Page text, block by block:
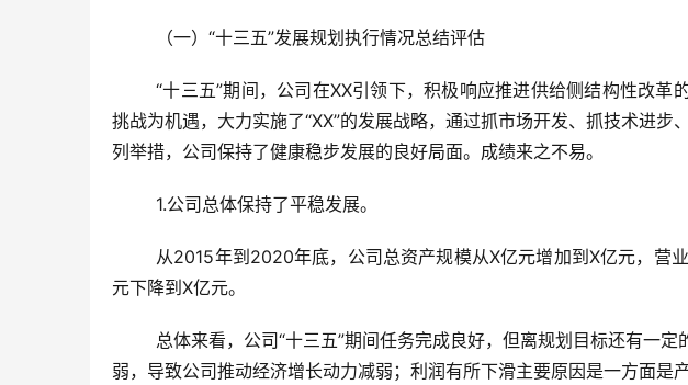
	（一）“十三五”发展规划执行情况总结评估
	“十三五”期间，公司在XX引领下，积极响应推进供给侧结构性改革的号召，面对错综复杂的行业形势，努力化
挑战为机遇，大力实施了“XX”的发展战略，通过抓市场开发、抓技术进步
列举措，公司保持了健康稳步发展的良好局面。成绩来之不易。
	1.公司总体保持了平稳发展。
元下降到X亿元。
弱，导致公司推动经济增长动力减弱；利润有所下滑主要原因是一方面是